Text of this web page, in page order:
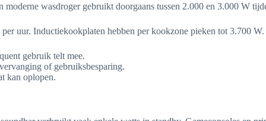
moderne wasdroger gebruikt doorgaans tussen 2.000 en 3.000 W
uur. Inductiekookplaten hebben per kookzone pieken tot 3.700
gebruik telt mee.
of gebruiksbesparing.
kan oplopen.